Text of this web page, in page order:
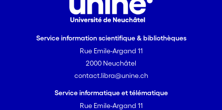
Service information scientifique & bibliothèques
Rue Emile-Argand 11
2000 Neuchâtel
contact.libra@unine.ch
Service informatique et télématique
Rue Emile-Argand 11